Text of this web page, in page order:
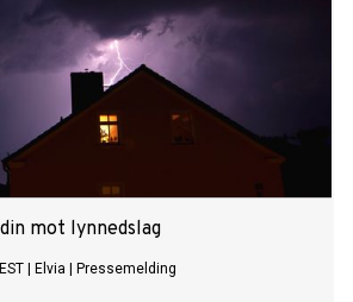
mot lynnedslag
Elvia Pressemelding